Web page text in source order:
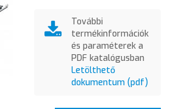
További
termékinformációk
és paraméterek a
PDF katalógusban
Letölthető
dokumentum (pdf)